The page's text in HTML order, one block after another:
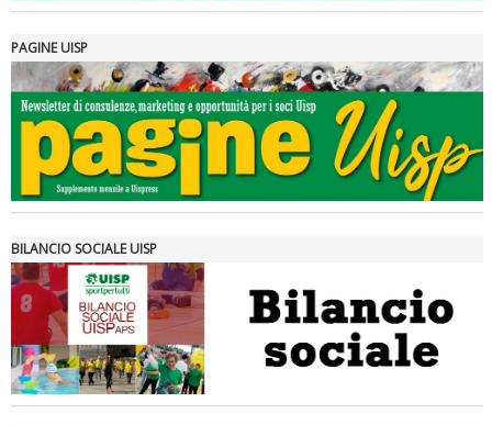
Tiziano Pesce a Radio InBlu2000 traccia il bilancio della stagione
PAGINE UISP
BILANCIO SOCIALE UISP